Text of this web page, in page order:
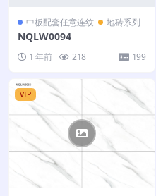
中板配套任意连纹 地砖系列
NQLW0094
1 年前 218 199
VIP